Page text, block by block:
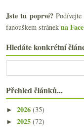
Jste tu poprvé?
fanouškem stránek na
Hledáte konkrétní
Přehled článků...
► 2026 (35)
► 2025 (72)